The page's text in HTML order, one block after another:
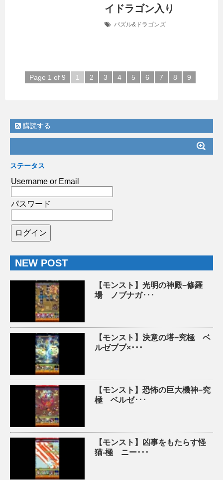
イドラゴン入り
パズル&ドラゴンズ
Page 1 of 9 1 2 3 4 5 6 7 8 9
購読する
ステータス
Username or Email
パスワード
NEW POST
【モンスト】光明の神殿−修羅
場 ノブナガ･･･
【モンスト】決意の塔−究極 ベ
ルゼブブ×･･･
【モンスト】恐怖の巨大機神−究
極 ベルゼ･･･
【モンスト】凶事をもたらす怪
猫-極 ニー･･･